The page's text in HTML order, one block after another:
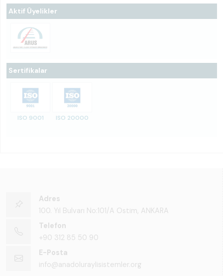
Aktif Üyelikler
Sertifikalar
ISO 9001 ISO 20000
Adres
100. Yıl Bulvarı No:101/A Ostim, ANKARA
Telefon
+90 312 85 50 90
E-Posta
info@anadoluraylisistemler.org